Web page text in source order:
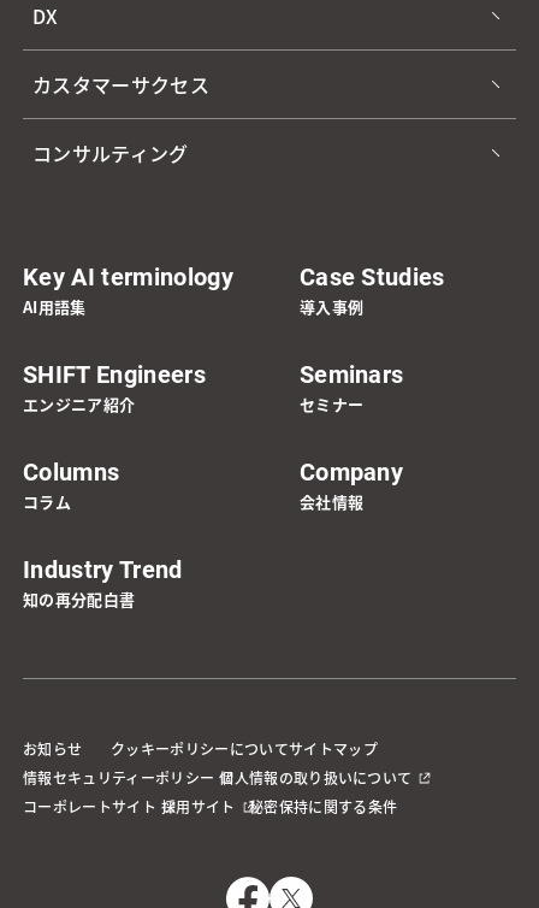
DX
カスタマーサクセス
コンサルティング
Key AI terminology
AI用語集
Case Studies
導入事例
SHIFT Engineers
エンジニア紹介
Seminars
セミナー
Columns
コラム
Company
会社情報
Industry Trend
知の再分配白書
お知らせ クッキーポリシーについてサイトマップ
情報セキュリティーポリシー 個人情報の取り扱いについて
コーポレートサイト 採用サイト 秘密保持に関する条件